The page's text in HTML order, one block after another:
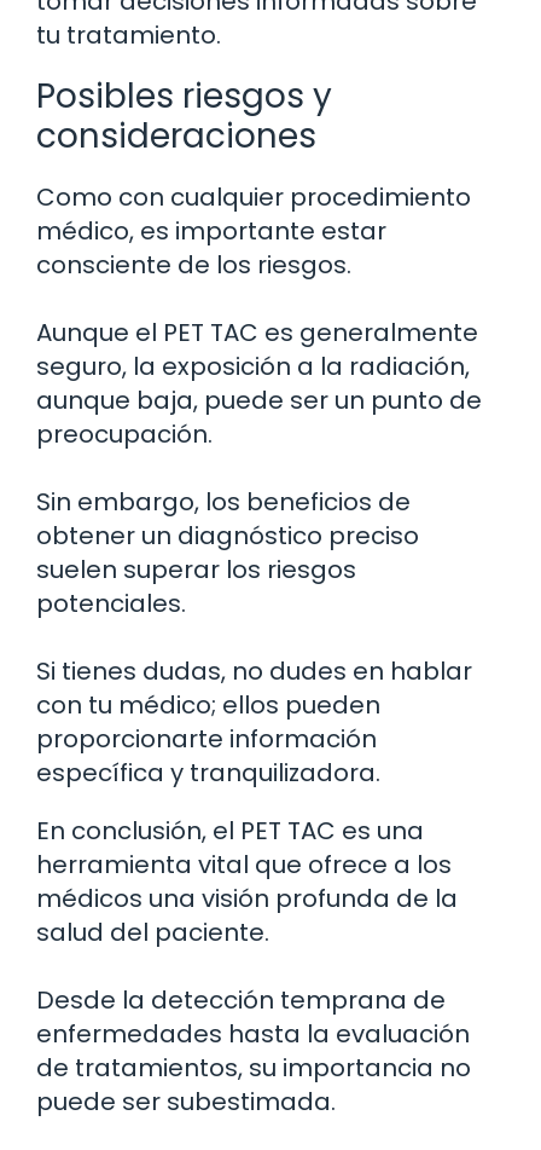
tu tratamiento.
Posibles riesgos y
consideraciones
Como con cualquier procedimiento
médico, es importante estar
consciente de los riesgos.
Aunque el PET TAC es generalmente
seguro, la exposición a la radiación,
aunque baja, puede ser un punto de
preocupación.
Sin embargo, los beneficios de
obtener un diagnóstico preciso
suelen superar los riesgos
potenciales.
Si tienes dudas, no dudes en hablar
con tu médico; ellos pueden
proporcionarte información
específica y tranquilizadora.
En conclusión, el PET TAC es una
herramienta vital que ofrece a los
médicos una visión profunda de la
salud del paciente.
Desde la detección temprana de
enfermedades hasta la evaluación
de tratamientos, su importancia no
puede ser subestimada.